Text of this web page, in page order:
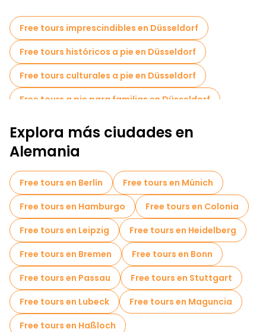
Free tours imprescindibles en Düsseldorf
Free tours históricos a pie en Düsseldorf
Free tours culturales a pie en Düsseldorf
Free tours a pie para familias en Düsseldorf
Tours de Pub Crawl en Düsseldorf
Tours autoguiados en Düsseldorf
Museos en Düsseldorf
Free tours nocturnos a pie en Düsseldorf
Tours en bicicleta en Düsseldorf
Tours gastronómicos en Düsseldorf
Free tours cerca Basilika St. Lambertus
Free tours cerca Old Town Hall
Free tours cerca Stadterhebungsmonument
Explora más ciudades en
Alemania
Free tours en Berlín
Free tours en Múnich
Free tours en Hamburgo
Free tours en Colonia
Free tours en Leipzig
Free tours en Heidelberg
Free tours en Bremen
Free tours en Bonn
Free tours en Passau
Free tours en Stuttgart
Free tours en Lubeck
Free tours en Maguncia
Free tours en Haßloch